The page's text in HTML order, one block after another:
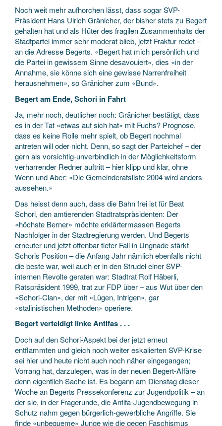
Noch weit mehr aufhorchen lässt, dass sogar SVP-
Präsident Hans Ulrich Gränicher, der bisher stets zu Begert
gehalten hat und als Hüter des fragilen Zusammenhalts der
Stadtpartei immer sehr moderat blieb, jetzt Fraktur redet –
an die Adresse Begerts. «Begert hat mich persönlich und
die Partei in gewissem Sinne desavouiert», dies «in der
Annahme, sie könne sich eine gewisse Narrenfreiheit
herausnehmen», so Gränicher zum «Bund».
Begert am Ende, Schori in Fahrt
Ja, mehr noch, deutlicher noch: Gränicher bestätigt, dass
es in der Tat «etwas auf sich hat» mit Fuchs? Prognose,
dass es keine Rolle mehr spielt, ob Begert nochmal
antreten will oder nicht. Denn, so sagt der Parteichef – der
gern als vorsichtig-unverbindlich in der Möglichkeitsform
verharrender Redner auftritt – hier klipp und klar, ohne
Wenn und Aber: «Die Gemeinderatsliste 2004 wird anders
aussehen.»
Das heisst denn auch, dass die Bahn frei ist für Beat
Schori, den amtierenden Stadtratspräsidenten: Der
«höchste Berner» möchte erklärtermassen Begerts
Nachfolger in der Stadtregierung werden. Und Begerts
erneuter und jetzt offenbar tiefer Fall in Ungnade stärkt
Schoris Position – die Anfang Jahr nämlich ebenfalls nicht
die beste war, weil auch er in den Strudel einer SVP-
internen Revolte geraten war: Stadtrat Rolf Häberli,
Ratspräsident 1999, trat zur FDP über – aus Wut über den
«Schori-Clan», der mit «Lügen, Intrigen», gar
«stalinistischen Methoden» operiere.
Begert verteidigt linke Antifas . . .
Doch auf den Schori-Aspekt bei der jetzt erneut
entflammten und gleich noch weiter eskalierten SVP-Krise
sei hier und heute nicht auch noch näher eingegangen;
Vorrang hat, darzulegen, was in der neuen Begert-Affäre
denn eigentlich Sache ist. Es begann am Dienstag dieser
Woche an Begerts Pressekonferenz zur Jugendpolitik – an
der sie, in der Fragerunde, die Antifa-Jugendbewegung in
Schutz nahm gegen bürgerlich-gewerbliche Angriffe. Sie
finde «unbequeme» Junge wie die gegen Faschismus